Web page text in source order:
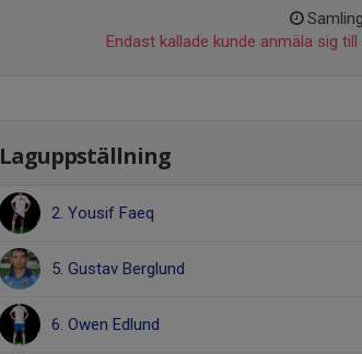
Endast kallade kunde anmäla sig
Laguppställning
2. Yousif Faeq
5. Gustav Berglund
6. Owen Edlund